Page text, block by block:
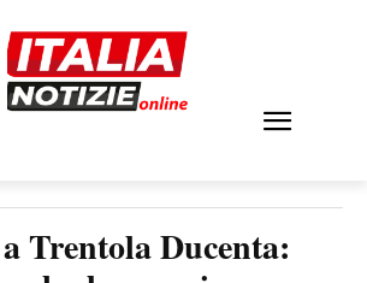
Trentola Ducenta: